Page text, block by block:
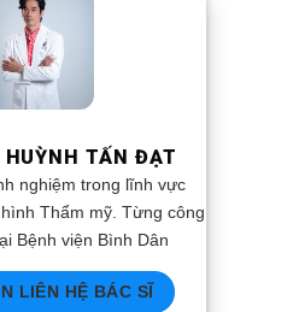
HUỲNH TẤN ĐẠT
nghiệm trong lĩnh vực
Thẩm mỹ. Từng công
Bệnh viện Bình Dân
LIÊN HỆ BÁC SĨ